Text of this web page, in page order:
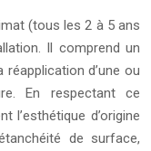
(tous les 2 à 5 ans
Il comprend un
d’une ou
En respectant ce
l’esthétique d’origine
de surface,